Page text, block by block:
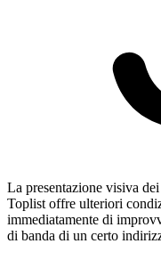
La presentazione visiva
Toplist offre ulteriori
immediatamente di
di banda di un certo